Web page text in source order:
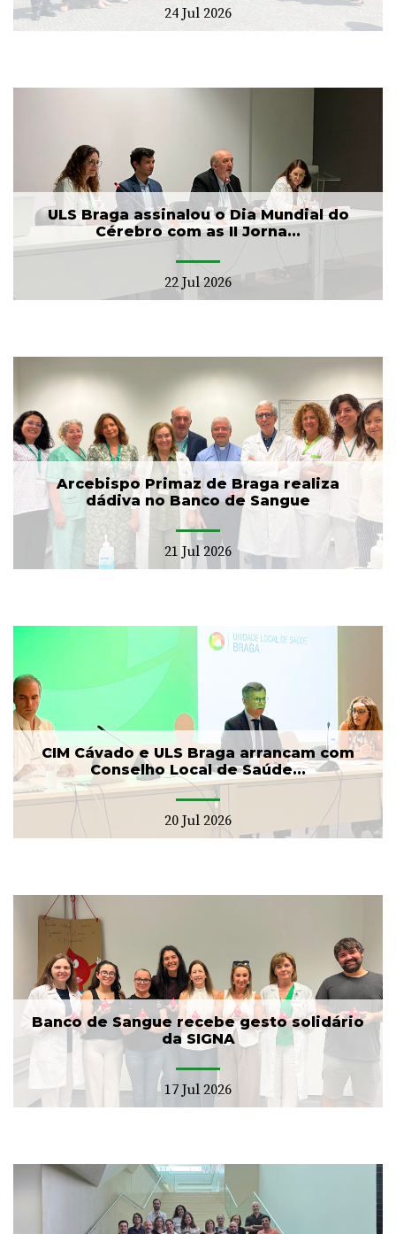
24 Jul 2026
ULS Braga assinalou o Dia Mundial do
Cérebro com as II Jorna...
22 Jul 2026
Arcebispo Primaz de Braga realiza
dádiva no Banco de Sangue
21 Jul 2026
CIM Cávado e ULS Braga arrancam com
Conselho Local de Saúde...
20 Jul 2026
Banco de Sangue recebe gesto solidário
da SIGNA
17 Jul 2026